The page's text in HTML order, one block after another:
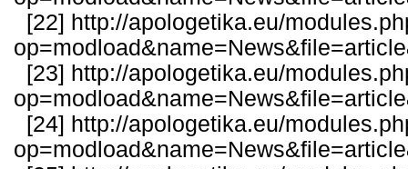
[22] http://apologetika.eu/
[23] http://apologetika.eu/
[24] http://apologetika.eu/